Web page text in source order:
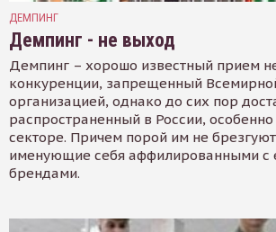
ДЕМПИНГ
Демпинг - не выход
Демпинг – хорошо известный прием
конкуренции, запрещенный
организацией, однако до сих пор
распространенный в России,
секторе. Причем порой им не
именующие себя аффилированными с
брендами.